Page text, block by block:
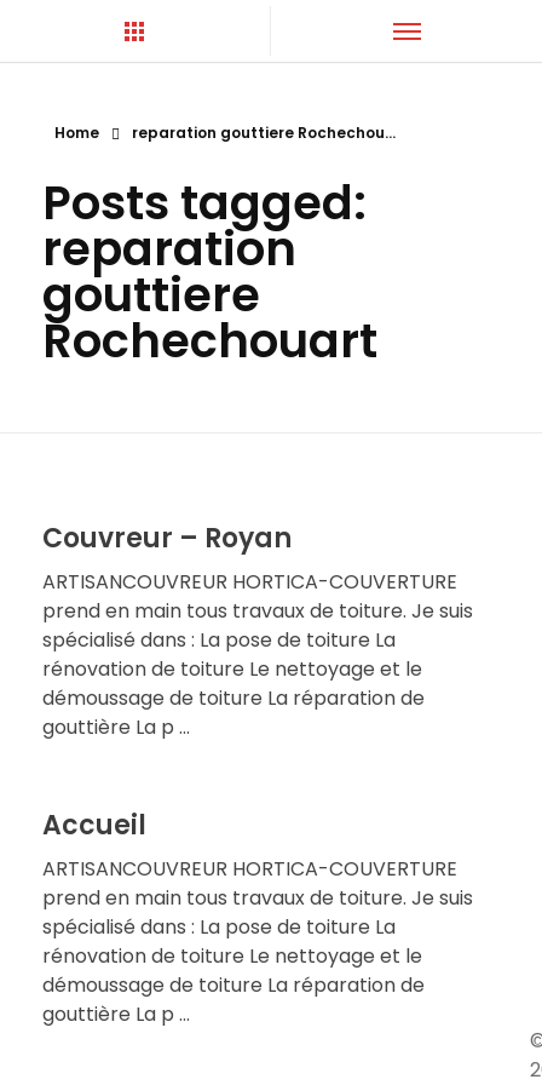
Home reparation gouttiere Rochechou...
Posts tagged:
reparation
gouttiere
Rochechouart
Couvreur – Royan
ARTISANCOUVREUR HORTICA-COUVERTURE
prend en main tous travaux de toiture. Je suis
spécialisé dans : La pose de toiture La
rénovation de toiture Le nettoyage et le
démoussage de toiture La réparation de
gouttière La p ...
Accueil
ARTISANCOUVREUR HORTICA-COUVERTURE
prend en main tous travaux de toiture. Je suis
spécialisé dans : La pose de toiture La
rénovation de toiture Le nettoyage et le
démoussage de toiture La réparation de
gouttière La p ...